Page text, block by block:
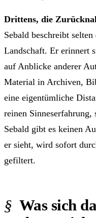
Drittens, die
Sebald beschreibt
Landschaft. Er erinnert
auf Anblicke anderer
Material in Archiven,
eine eigentümliche
reinen
Sebald gibt es keinen
er sieht, wird sofort
gefiltert.
Was sich